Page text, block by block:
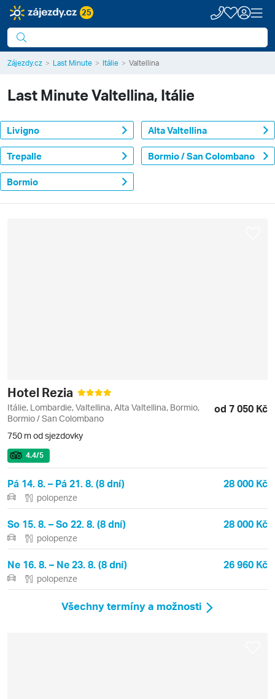
25
Zájezdy.cz Last Minute Itálie Valtellina
Last MinuteValtellina, Itálie
Livigno Alta Valtellina
Trepalle Bormio / San Colombano
Bormio
Hotel Rezia
Itálie, Lombardie, Valtellina, Alta Valtellina, Bormio,
Bormio / San Colombano
od 7 050 Kč
750 m od sjezdovky
4.4/5
Pá 14. 8. – Pá 21. 8. (8 dní) 28 000 Kč
polopenze
So 15. 8. – So 22. 8. (8 dní) 28 000 Kč
polopenze
Ne 16. 8. – Ne 23. 8. (8 dní) 26 960 Kč
polopenze
Všechny termíny a možnosti